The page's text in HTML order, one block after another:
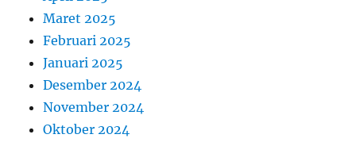
Maret 2025
Februari 2025
Januari 2025
Desember 2024
November 2024
Oktober 2024